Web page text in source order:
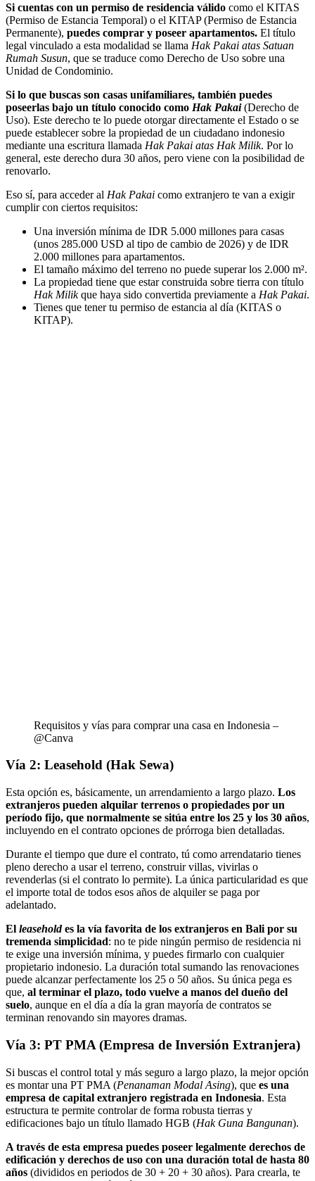
Si cuentas con un permiso de residencia válido como el KITAS
(Permiso de Estancia Temporal) o el KITAP (Permiso de Estancia
Permanente), puedes comprar y poseer apartamentos. El título
legal vinculado a esta modalidad se llama Hak Pakai atas Satuan
Rumah Susun, que se traduce como Derecho de Uso sobre una
Unidad de Condominio.
Si lo que buscas son casas unifamiliares, también puedes
poseerlas bajo un título conocido como Hak Pakai(Derecho de
Uso). Este derecho te lo puede otorgar directamente el Estado o se
puede establecer sobre la propiedad de un ciudadano indonesio
mediante una escritura llamada Hak Pakai atas Hak Milik. Por lo
general, este derecho dura 30 años, pero viene con la posibilidad de
renovarlo.
Eso sí, para acceder al Hak Pakai como extranjero te van a exigir
cumplir con ciertos requisitos:
Una inversión mínima de IDR 5.000 millones para casas
(unos 285.000 USD al tipo de cambio de 2026) y de IDR
2.000 millones para apartamentos.
El tamaño máximo del terreno no puede superar los 2.000 m².
La propiedad tiene que estar construida sobre tierra con título
Hak Milikque haya sido convertida previamente a Hak Pakai.
Tienes que tener tu permiso de estancia al día (KITAS o
KITAP).
Requisitos y vías para comprar una casa en Indonesia –
@Canva
Vía 2: Leasehold (Hak Sewa)
Esta opción es, básicamente, un arrendamiento a largo plazo. Los
extranjeros pueden alquilar terrenos o propiedades por un
período fijo, que normalmente se sitúa entre los 25 y los 30 años,
incluyendo en el contrato opciones de prórroga bien detalladas.
Durante el tiempo que dure el contrato, tú como arrendatario tienes
pleno derecho a usar el terreno, construir villas, vivirlas o
revenderlas (si el contrato lo permite). La única particularidad es que
el importe total de todos esos años de alquiler se paga por
adelantado.
El leaseholdes la vía favorita de los extranjeros en Bali por su
tremenda simplicidad: no te pide ningún permiso de residencia ni
te exige una inversión mínima, y puedes firmarlo con cualquier
propietario indonesio. La duración total sumando las renovaciones
puede alcanzar perfectamente los 25 o 50 años. Su única pega es
que, al terminar el plazo, todo vuelve a manos del dueño del
suelo, aunque en el día a día la gran mayoría de contratos se
terminan renovando sin mayores dramas.
Vía 3: PT PMA (Empresa de Inversión Extranjera)
Si buscas el control total y más seguro a largo plazo, la mejor opción
es montar una PT PMA (Penanaman Modal Asing), que es una
empresa de capital extranjero registrada en Indonesia. Esta
estructura te permite controlar de forma robusta tierras y
edificaciones bajo un título llamado HGB (Hak Guna Bangunan).
A través de esta empresa puedes poseer legalmente derechos de
edificación y derechos de uso con una duración total de hasta 80
años (divididos en periodos de 30 + 20 + 30 años). Para crearla, te